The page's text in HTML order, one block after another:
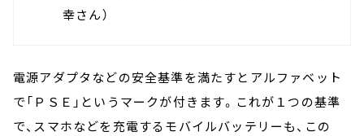
幸さん）
電源アダプタなどの安全基準を満たすとアルファベット
で「ＰＳＥ」というマークが付きます。これが１つの基準
で、スマホなどを充電するモバイルバッテリーも、この